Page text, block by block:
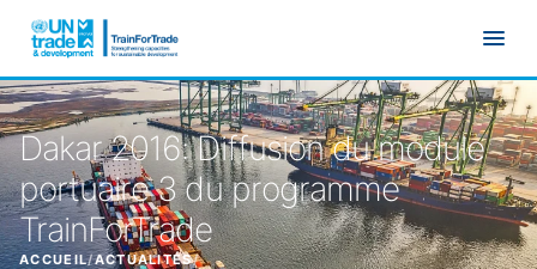
Dakar 2016: Diffusion du module
portuaire 3 du programme
TrainForTrade
ACCUEIL/ACTUALITÉS/